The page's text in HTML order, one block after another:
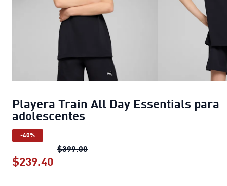
Playera Train All Day Essentials para
adolescentes
-40%
$399.00Playera Train All Day Essentials
$239.40